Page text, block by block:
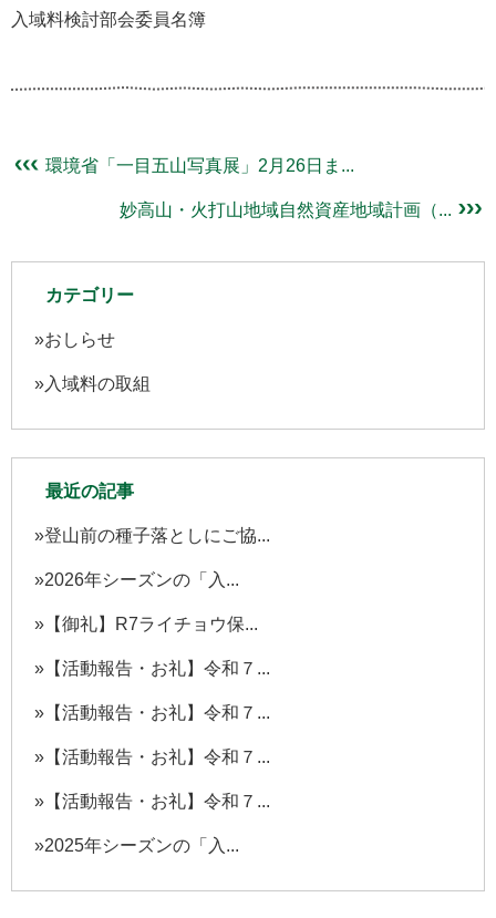
入域料検討部会委員名簿
環境省「一目五山写真展」2月26日ま...
妙高山・火打山地域自然資産地域計画（...
カテゴリー
おしらせ
入域料の取組
最近の記事
登山前の種子落としにご協...
2026年シーズンの「入...
【御礼】R7ライチョウ保...
【活動報告・お礼】令和７...
【活動報告・お礼】令和７...
【活動報告・お礼】令和７...
【活動報告・お礼】令和７...
2025年シーズンの「入...